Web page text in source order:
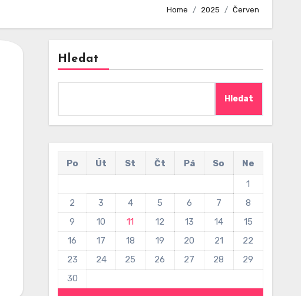
Home 2025 Červen
Hledat
Hledat
Po Út St Čt Pá So
Ne
1
2
3 4 5 6 7
8
9
10 11 12 13 14
15
16
17 18 19 20 21
22
23
24 25 26 27 28
29
30